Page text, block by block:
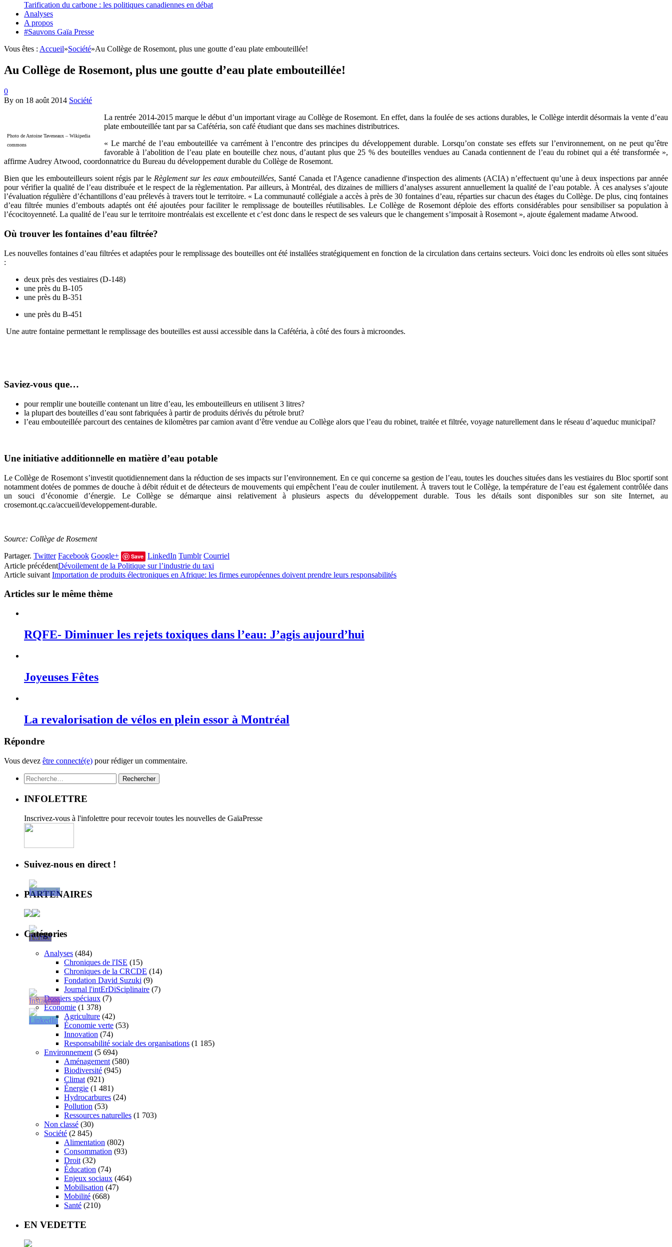
Tarification du carbone : les politiques canadiennes en débat
Analyses
A propos
#Sauvons Gaïa Presse
Vous êtes : Accueil»Société»Au Collège de Rosemont, plus une goutte d’eau plate embouteillée!
Au Collège de Rosemont, plus une goutte d’eau plate embouteillée!
0
By on 18 août 2014 Société
Photo de Antoine Taveneaux – Wikipedia
commons
La rentrée 2014-2015 marque le début d’un important virage au Collège de Rosemont. En effet, dans la foulée de ses actions durables, le Collège interdit désormais la vente d’eau
plate embouteillée tant par sa Cafétéria, son café étudiant que dans ses machines distributrices.
« Le marché de l’eau embouteillée va carrément à l’encontre des principes du développement durable. Lorsqu’on constate ses effets sur l’environnement, on ne peut qu’être
favorable à l’abolition de l’eau plate en bouteille chez nous, d’autant plus que 25 % des bouteilles vendues au Canada contiennent de l’eau du robinet qui a été transformée »,
affirme Audrey Atwood, coordonnatrice du Bureau du développement durable du Collège de Rosemont.
Bien que les embouteilleurs soient régis par le Règlement sur les eaux embouteillées, Santé Canada et l'Agence canadienne d'inspection des aliments (ACIA) n’effectuent qu’une à deux inspections par année
pour vérifier la qualité de l’eau distribuée et le respect de la règlementation. Par ailleurs, à Montréal, des dizaines de milliers d’analyses assurent annuellement la qualité de l’eau potable. À ces analyses s’ajoute
l’évaluation régulière d’échantillons d’eau prélevés à travers tout le territoire. « La communauté collégiale a accès à près de 30 fontaines d’eau, réparties sur chacun des étages du Collège. De plus, cinq fontaines
d’eau filtrée munies d’embouts adaptés ont été ajoutées pour faciliter le remplissage de bouteilles réutilisables. Le Collège de Rosemont déploie des efforts considérables pour sensibiliser sa population à
l’écocitoyenneté. La qualité de l’eau sur le territoire montréalais est excellente et c’est donc dans le respect de ses valeurs que le changement s’imposait à Rosemont », ajoute également madame Atwood.
Où trouver les fontaines d’eau filtrée?
Les nouvelles fontaines d’eau filtrées et adaptées pour le remplissage des bouteilles ont été installées stratégiquement en fonction de la circulation dans certains secteurs. Voici donc les endroits où elles sont situées
:
deux près des vestiaires (D-148)
une près du B-105
une près du B-351
une près du B-451
Une autre fontaine permettant le remplissage des bouteilles est aussi accessible dans la Cafétéria, à côté des fours à microondes.
Saviez-vous que…
pour remplir une bouteille contenant un litre d’eau, les embouteilleurs en utilisent 3 litres?
la plupart des bouteilles d’eau sont fabriquées à partir de produits dérivés du pétrole brut?
l’eau embouteillée parcourt des centaines de kilomètres par camion avant d’être vendue au Collège alors que l’eau du robinet, traitée et filtrée, voyage naturellement dans le réseau d’aqueduc municipal?
Une initiative additionnelle en matière d’eau potable
Le Collège de Rosemont s’investit quotidiennement dans la réduction de ses impacts sur l’environnement. En ce qui concerne sa gestion de l’eau, toutes les douches situées dans les vestiaires du Bloc sportif sont
notamment dotées de pommes de douche à débit réduit et de détecteurs de mouvements qui empêchent l’eau de couler inutilement. À travers tout le Collège, la température de l’eau est également contrôlée dans
un souci d’économie d’énergie. Le Collège se démarque ainsi relativement à plusieurs aspects du développement durable. Tous les détails sont disponibles sur son site Internet, au
crosemont.qc.ca/accueil/developpement-durable.
Source: Collège de Rosement
Partager. Twitter Facebook Google+ Save LinkedIn Tumblr Courriel
Article précédentDévoilement de la Politique sur l’industrie du taxi
Article suivant Importation de produits électroniques en Afrique: les firmes européennes doivent prendre leurs responsabilités
Articles sur le même thème
RQFE- Diminuer les rejets toxiques dans l’eau: J’agis aujourd’hui
Joyeuses Fêtes
La revalorisation de vélos en plein essor à Montréal
Répondre
Vous devez être connecté(e) pour rédiger un commentaire.
Rechercher :
INFOLETTRE
Inscrivez-vous à l'infolettre pour recevoir toutes les nouvelles de GaïaPresse
Suivez-nous en direct !
PARTENAIRES
Catégories
Analyses (484)
Chroniques de l'ISE (15)
Chroniques de la CRCDE (14)
Fondation David Suzuki (9)
Journal l'intErDiSciplinaire (7)
Dossiers spéciaux (7)
Économie (1 378)
Agriculture (42)
Économie verte (53)
Innovation (74)
Responsabilité sociale des organisations (1 185)
Environnement (5 694)
Aménagement (580)
Biodiversité (945)
Climat (921)
Énergie (1 481)
Hydrocarbures (24)
Pollution (53)
Ressources naturelles (1 703)
Non classé (30)
Société (2 845)
Alimentation (802)
Consommation (93)
Droit (32)
Éducation (74)
Enjeux sociaux (464)
Mobilisation (47)
Mobilité (668)
Santé (210)
EN VEDETTE